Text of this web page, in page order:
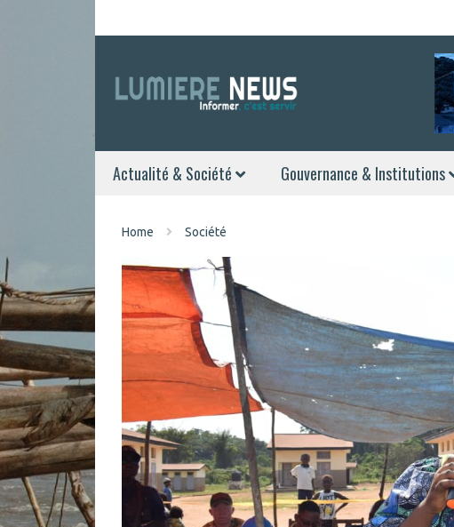
Actualité & Société Gouvernance & Institutions
Home Société